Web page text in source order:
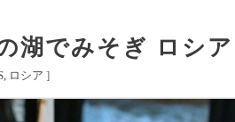
湖でみそぎ ロシア
ロシア ]